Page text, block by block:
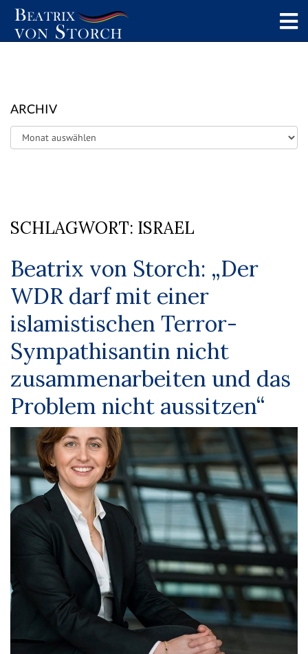
ARCHIV
Archiv
SCHLAGWORT: ISRAEL
Beatrix von Storch: „Der
WDR darf mit einer
islamistischen Terror-
Sympathisantin nicht
zusammenarbeiten und das
Problem nicht aussitzen“